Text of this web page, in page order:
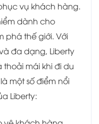
vụ khách hàng.
dành cho
phá thế giới. Với
đa dạng, Liberty
mái khi đi du
một số điểm nổi
Liberty: